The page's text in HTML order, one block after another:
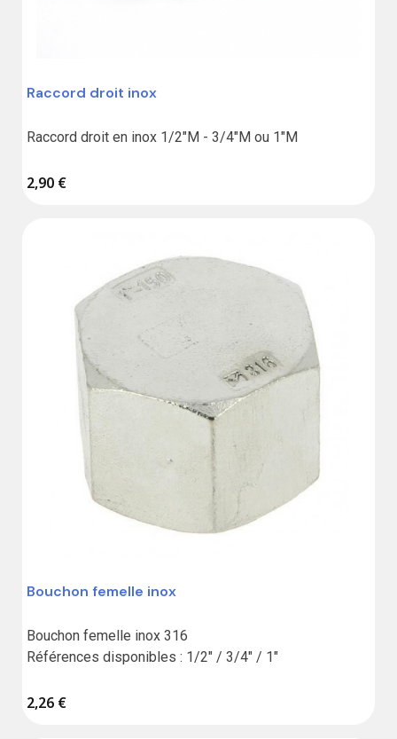
Raccord droit inox
Raccord droit en inox 1/2"M - 3/4"M ou 1"M
2,90 €
Bouchon femelle inox
Bouchon femelle inox 316
Références disponibles : 1/2" / 3/4" / 1"
2,26 €